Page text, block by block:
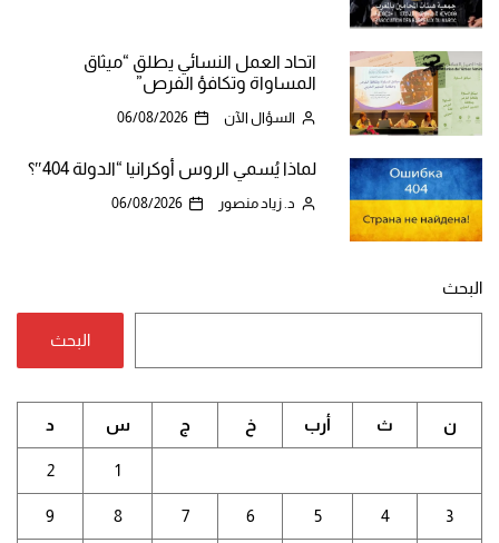
اتحاد العمل النسائي يطلق “ميثاق
المساواة وتكافؤ الفرص”
السؤال الآن 06/08/2026
لماذا يُسمي الروس أوكرانيا “الدولة 404″؟
د. زياد منصور 06/08/2026
البحث
البحث
ن ث أرب خ ج س د
1
2
3
4
5
6
7
8
9